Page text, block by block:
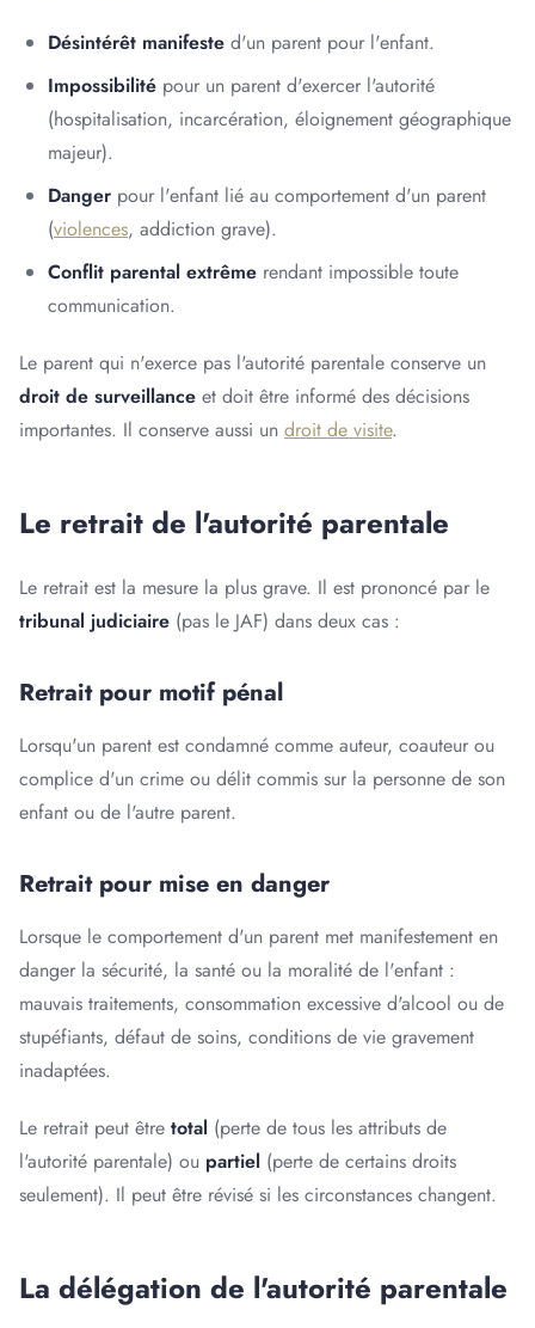
Désintérêt manifeste d'un parent pour l'enfant.
Impossibilité pour un parent d'exercer l'autorité
(hospitalisation, incarcération, éloignement géographique
majeur).
Danger pour l'enfant lié au comportement d'un parent
(violences, addiction grave).
Conflit parental extrême rendant impossible toute
communication.
Le parent qui n'exerce pas l'autorité parentale conserve un
droit de surveillance et doit être informé des décisions
importantes. Il conserve aussi un droit de visite.
Le retrait de l'autorité parentale
Le retrait est la mesure la plus grave. Il est prononcé par le
tribunal judiciaire (pas le JAF) dans deux cas :
Retrait pour motif pénal
Lorsqu'un parent est condamné comme auteur, coauteur ou
complice d'un crime ou délit commis sur la personne de son
enfant ou de l'autre parent.
Retrait pour mise en danger
Lorsque le comportement d'un parent met manifestement en
danger la sécurité, la santé ou la moralité de l'enfant :
mauvais traitements, consommation excessive d'alcool ou de
stupéfiants, défaut de soins, conditions de vie gravement
inadaptées.
Le retrait peut être total (perte de tous les attributs de
l'autorité parentale) ou partiel (perte de certains droits
seulement). Il peut être révisé si les circonstances changent.
La délégation de l'autorité parentale